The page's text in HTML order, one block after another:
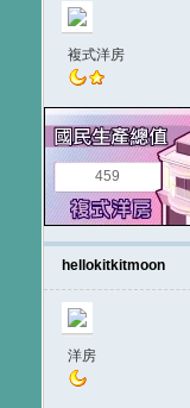
複式洋房
459
hellokitkitmoon
洋房